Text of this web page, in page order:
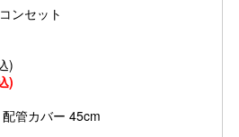
ンセット
)
)
配管カバー 45cm